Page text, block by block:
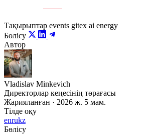
Тақырыптар events gitex ai energy
Бөлісу
Автор
Vladislav Minkevich
Директорлар кеңесінің төрағасы
Жарияланған · 2026 ж. 5 мам.
Тілде оқу
enrukz
Бөлісу